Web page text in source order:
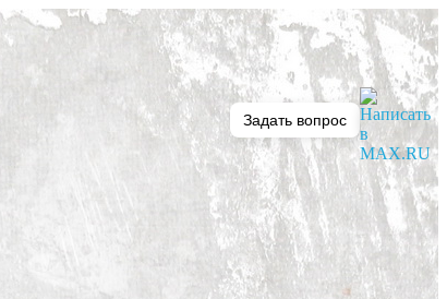
Задать вопрос